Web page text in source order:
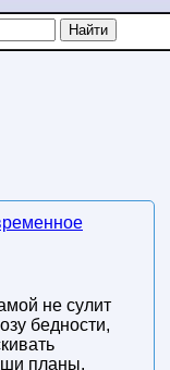
не сулит
бедности,
планы.